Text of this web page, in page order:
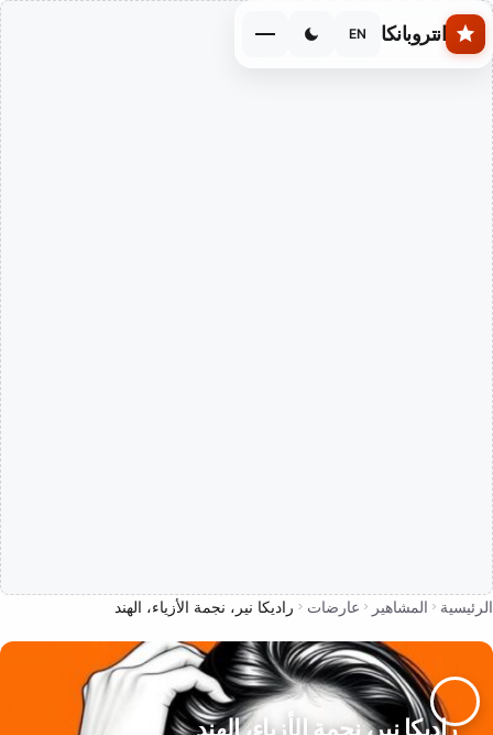
Skip to main content
انتروبانكا EN
الرئيسية المشاهير عارضات راديكا نير، نجمة الأزياء، الهند
راديكا نير، نجمة الأزياء، الهند